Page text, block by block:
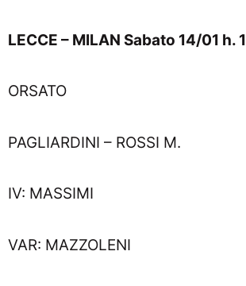
LECCE – MILAN Sabato 14/01 h.
ORSATO
PAGLIARDINI – ROSSI M.
IV: MASSIMI
VAR: MAZZOLENI